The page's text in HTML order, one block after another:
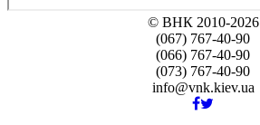
© ВНК 2010-2026
(067) 767-40-90
(066) 767-40-90
(073) 767-40-90
info@vnk.kiev.ua